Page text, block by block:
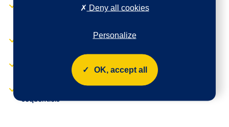
Kit mains libres Bluetooth
Lève-vitres AV
séquentiels
Système Stop & Start
Volant moussé
Volant mousse réglable
en hauteur et en
profondeur
OK, accept all
Personalize
Deny all cookies